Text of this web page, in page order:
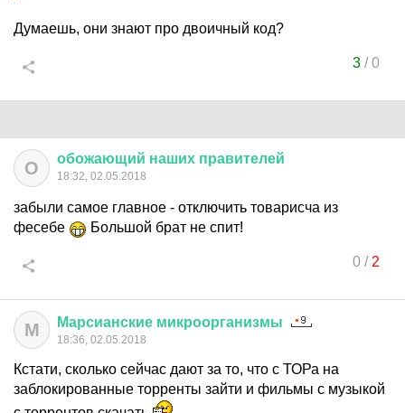
Думаешь, они знают про двоичный код?
3/0
О обожающий наших правителей
18:32, 02.05.2018
забыли самое главное - отключить товарисча из
фесебе
Большой брат не спит!
0/ 2
М Марсианские микроорганизмы
18:36, 02.05.2018
Кстати, сколько сейчас дают за то, что с ТОРа на
заблокированные торренты зайти и фильмы с музыкой